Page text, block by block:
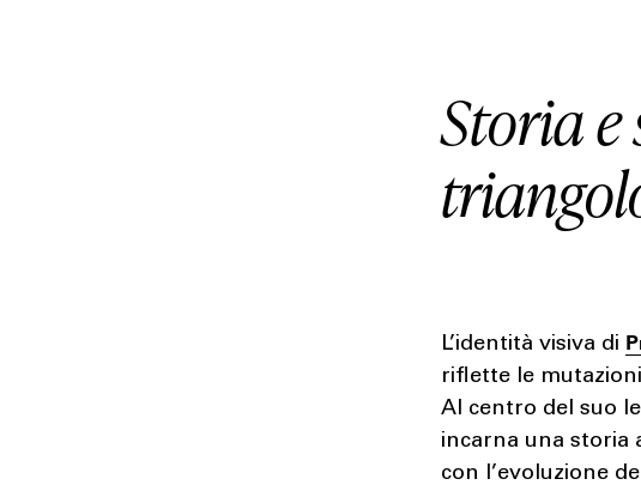
Storia
L’identità visiva di
riflette le
Al centro del suo
incarna una storia
con l’evoluzione